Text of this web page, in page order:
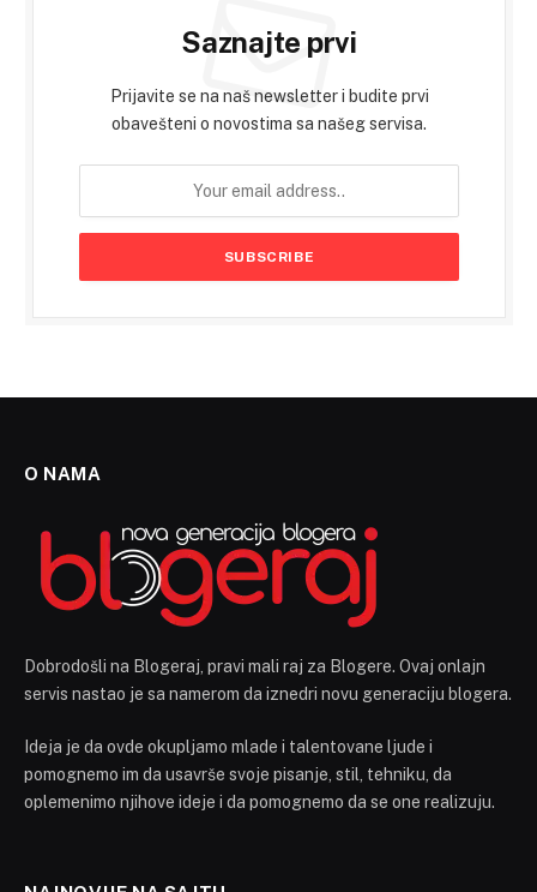
Saznajte prvi
Prijavite se na naš newsletter i budite prvi
obavešteni o novostima sa našeg servisa.
O NAMA
Dobrodošli na Blogeraj, pravi mali raj za Blogere. Ovaj onlajn
servis nastao je sa namerom da iznedri novu generaciju blogera.
Ideja je da ovde okupljamo mlade i talentovane ljude i
pomognemo im da usavrše svoje pisanje, stil, tehniku, da
oplemenimo njihove ideje i da pomognemo da se one realizuju.